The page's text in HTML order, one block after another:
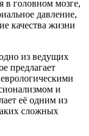
в головном мозге,
давление,
качества жизни
из ведущих
предлагает
и
её одним из
сложных